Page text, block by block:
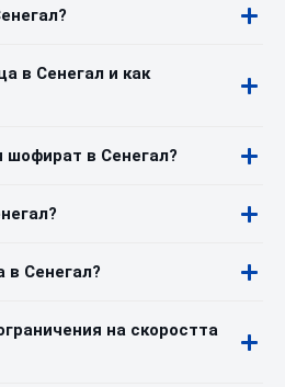
в Сенегал и как
шофират в Сенегал?
в Сенегал?
на скоростта